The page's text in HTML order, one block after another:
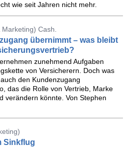
wie seit Jahren nicht mehr.
Cash.
übernimmt – was bleibt
zunehmend Aufgaben
von Versicherern. Doch was
den Kundenzugang
das die Rolle von Vertrieb, Marke
verändern könnte. Von Stephen
Sinkflug